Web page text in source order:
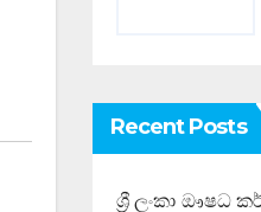
Recent Posts
ශ්‍රී ලංකා ඖෂධ